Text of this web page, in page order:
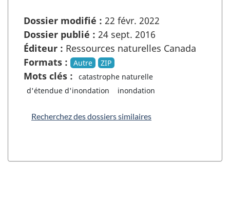
Dossier modifié : 22 févr. 2022
Dossier publié : 24 sept. 2016
Éditeur : Ressources naturelles Canada
Formats :
Autre ZIP
Mots clés :
catastrophe naturelle
d'étendue d'inondation
inondation
Recherchez des dossiers similaires